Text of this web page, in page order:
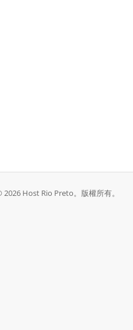
Host Rio Preto。版權所有。